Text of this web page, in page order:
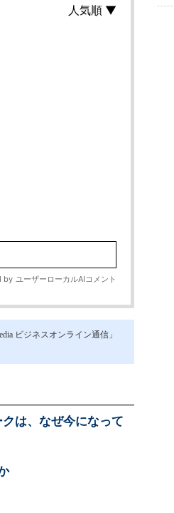
ビジネスオンライン通信」
は、なぜ今になって